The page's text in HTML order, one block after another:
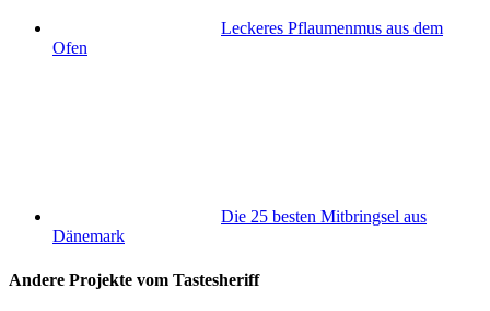
Leckeres Pflaumenmus aus dem
Ofen
Die 25 besten Mitbringsel aus
Dänemark
Andere Projekte vom Tastesheriff